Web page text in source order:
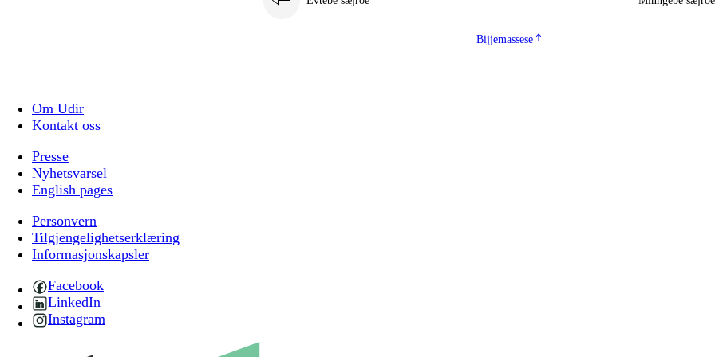
Bijjemassese
Om Udir
Kontakt oss
Presse
Nyhetsvarsel
English pages
Personvern
Tilgjengelighetserklæring
Informasjonskapsler
Facebook
LinkedIn
Instagram